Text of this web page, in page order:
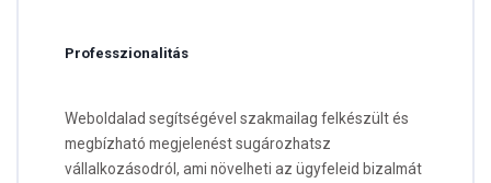
Professzionalitás
Weboldalad segítségével szakmailag felkészült és
megbízható megjelenést sugározhatsz
vállalkozásodról, ami növelheti az ügyfeleid bizalmát